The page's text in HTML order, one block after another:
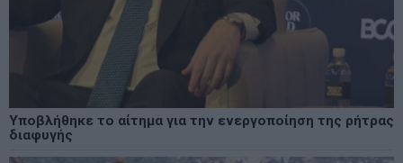
Υποβλήθηκε το αίτημα για την ενεργοποίηση της ρήτρας
διαφυγής